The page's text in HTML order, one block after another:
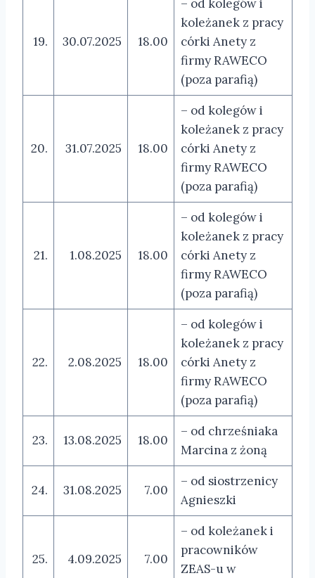
19. 30.07.2025 18.00
– od kolegów i
koleżanek z pracy
córki Anety z
firmy RAWECO
(poza parafią)
20. 31.07.2025 18.00
– od kolegów i
koleżanek z pracy
córki Anety z
firmy RAWECO
(poza parafią)
21. 1.08.2025 18.00
– od kolegów i
koleżanek z pracy
córki Anety z
firmy RAWECO
(poza parafią)
22. 2.08.2025 18.00
– od kolegów i
koleżanek z pracy
córki Anety z
firmy RAWECO
(poza parafią)
23. 13.08.2025 18.00
– od chrześniaka
Marcina z żoną
24. 31.08.2025 7.00
– od siostrzenicy
Agnieszki
25. 4.09.2025 7.00
– od koleżanek i
pracowników
ZEAS-u w